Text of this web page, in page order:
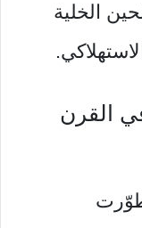
الخلية
القرن